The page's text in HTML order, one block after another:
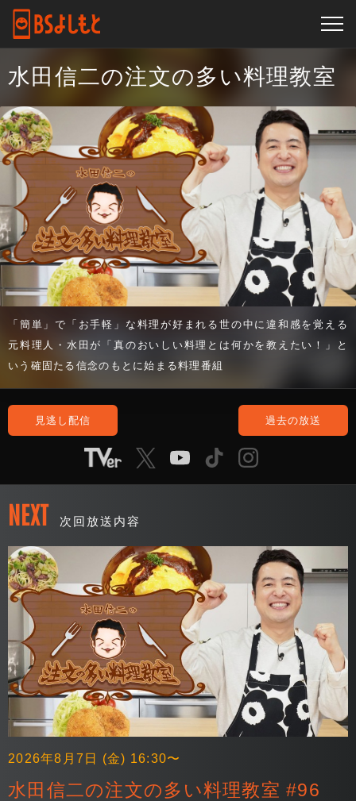
水田信二の注文の多い料理教室
「簡単」で「お手軽」な料理が好まれる世の中に違和感を覚える
元料理人・水田が「真のおいしい料理とは何かを教えたい！」と
いう確固たる信念のもとに始まる料理番組
見逃し配信 過去の放送
NEXT 次回放送内容
2026年8月7日 (金) 16:30〜
水田信二の注文の多い料理教室 #96